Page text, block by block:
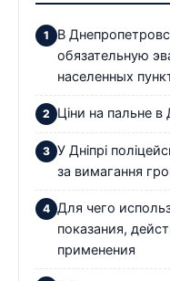
В
обязательную
населенных
Ціни на пальне в
У Дніпрі
за вимагання
Для чего
показания,
применения